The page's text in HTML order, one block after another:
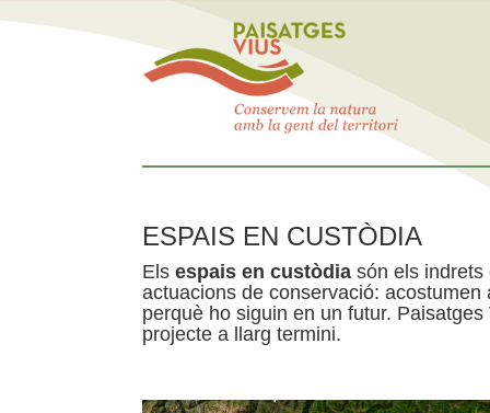
ESPAIS EN CUSTÒDIA
Els espais en custòdia són els indrets
actuacions de conservació:
perquè ho siguin en un futur.
projecte a llarg termini.